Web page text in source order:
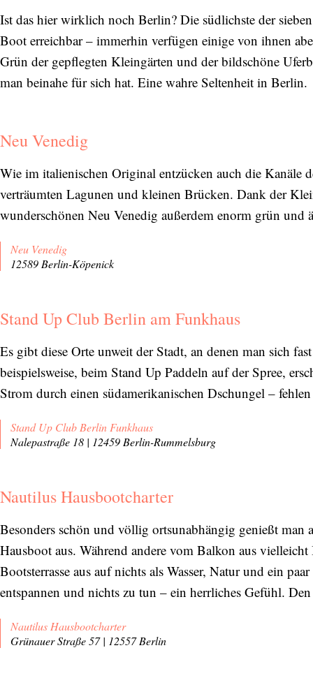
Ist das hier wirklich noch Berlin? Die südlichste der
Boot erreichbar – immerhin verfügen einige von ihnen
Grün der gepflegten Kleingärten und der bildschöne
man beinahe für sich hat. Eine wahre Seltenheit in Berlin.
Neu Venedig
Wie im italienischen Original entzücken auch die
verträumten Lagunen und kleinen Brücken. Dank der
wunderschönen Neu Venedig außerdem enorm grün und
Neu Venedig
12589 Berlin-Köpenick
Stand Up Club Berlin am Funkhaus
Es gibt diese Orte unweit der Stadt, an denen man sich
beispielsweise, beim Stand Up Paddeln auf der Spree,
Strom durch einen südamerikanischen Dschungel –
Stand Up Club Berlin Funkhaus
Nalepastraße 18 | 12459 Berlin-Rummelsburg
Nautilus Hausbootcharter
Besonders schön und völlig ortsunabhängig genießt
Hausboot aus. Während andere vom Balkon aus
Bootsterrasse aus auf nichts als Wasser, Natur und ein
entspannen und nichts zu tun – ein herrliches Gefühl.
Nautilus Hausbootcharter
Grünauer Straße 57 | 12557 Berlin